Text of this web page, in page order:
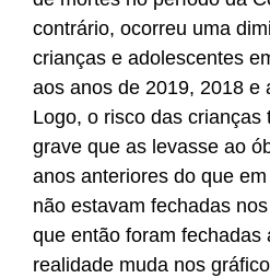
contrário, ocorreu uma
crianças e adolescentes
aos anos de 2019, 2018 e
Logo, o risco das crianças
grave que as levasse ao
anos anteriores do que
não estavam fechadas
que então foram fechadas
realidade muda nos